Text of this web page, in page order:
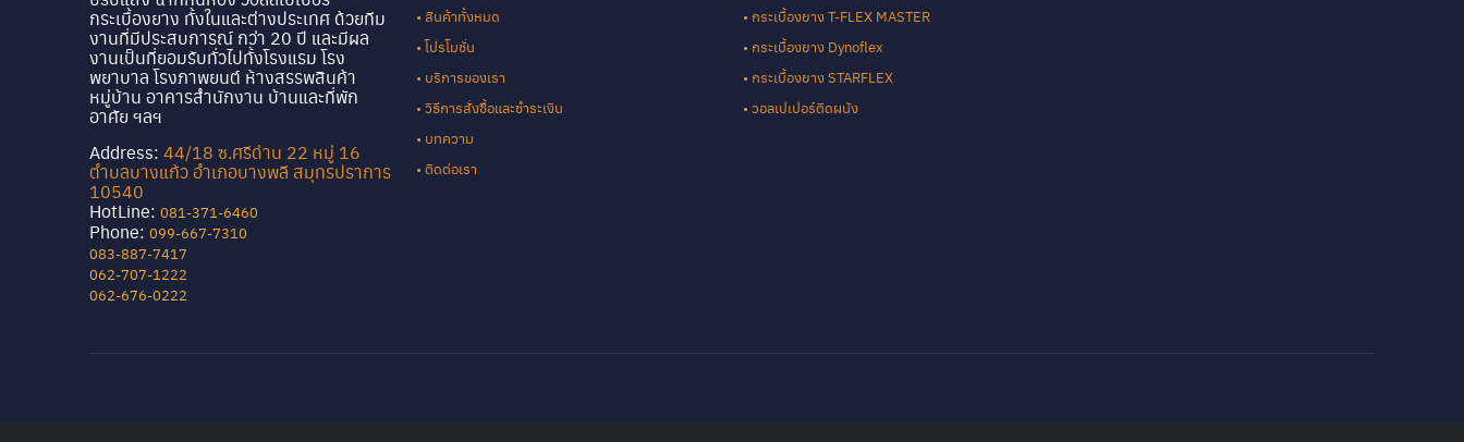
กระเบื้องยาง ทั้งในและต่างประเทศ ด้วยทีม
งานที่มีประสบการณ์ กว่า 20 ปี และมีผล
งานเป็นที่ยอมรับทั่วไปทั้งโรงแรม โรง
พยาบาล โรงภาพยนต์ ห้างสรรพสินค้า
หมู่บ้าน อาคารสำนักงาน บ้านและที่พัก
อาศัย ฯลฯ
Address: 44/18 ซ.ศรีด่าน 22 หมู่ 16
ตำบลบางแก้ว อำเภอบางพลี สมุทรปราการ
10540
HotLine: 081-371-6460
Phone: 099-667-7310
083-887-7417
062-707-1222
062-676-0222
• สินค้าทั้งหมด
• โปรโมชั่น
• บริการของเรา
• วิธีการสั่งซื้อและชำระเงิน
• บทความ
• ติดต่อเรา
• กระเบื้องยาง T-FLEX MASTER
• กระเบื้องยาง Dynoflex
• กระเบื้องยาง STARFLEX
• วอลเปเปอร์ติดผนัง